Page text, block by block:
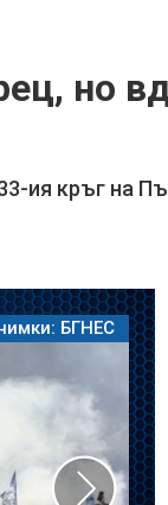
но
ия кръг на
БГНЕС